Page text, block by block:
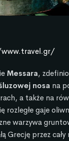
Messara,
nosa na
a także na
rozległe gaje
warzywa
Grecję przez cały